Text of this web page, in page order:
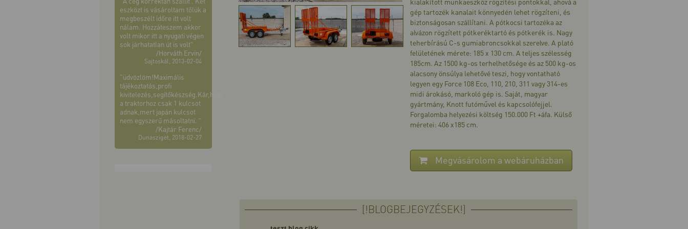
eszközt is vásároltam tőlük a
megbeszélt időre itt volt
nálam. Hozzáteszem akkor
volt mikor itt a nyugati végen
sok járhatatlan út is volt"
/Horváth Ervin/
Sajtoskál, 2013-02-04
"üdvözlöm!Maximális
tájékoztatás,profi
kivitelezés,segítőkészség.Kár,hogy
a traktorhoz csak 1 kulcsot
adnak,mert japán kulcsot
nem egyszerű másoltatni. "
/Kajtár Ferenc/
Dunasziget, 2018-02-27
gép tartozék kanalait könnyedén lehet rögzíteni, és
biztonságosan szállítani. A pótkocsi tartozéka az
alvázon rögzített pótkeréktartó és pótkerék is. Nagy
teherbírású C-s gumiabroncsokkal szerelve. A plató
felületének mérete: 185 x 130 cm. A teljes szélesség
185cm. Az 1500 kg-os terhelhetősége és az 500 kg-os
alacsony önsúlya lehetővé teszi, hogy vontatható
legyen egy Force 108 Eco, 110, 210, 311 vagy 314-es
midi árokásó, markoló gép is. Saját, magyar
gyártmány, Knott futóművel és kapcsolófejjel.
Forgalomba helyezési költség 150.000 Ft +áfa. Külső
méretei: 406 x185 cm.
Megvásárolom a webáruházban
[!BLOGBEJEGYZÉSEK!]